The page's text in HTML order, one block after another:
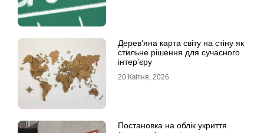
Дерев’яна карта світу на стіну як
стильне рішення для сучасного
інтер’єру
20 Квітня, 2026
Постановка на облік укриття